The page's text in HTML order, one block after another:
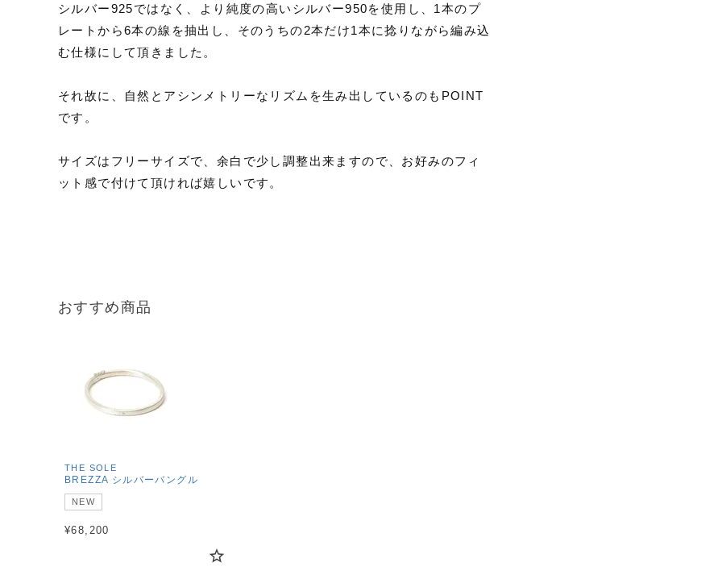
シルバー925ではなく、より純度の高いシルバー950を使用し、1本のプ
レートから6本の線を抽出し、そのうちの2本だけ1本に捻りながら編み込
む仕様にして頂きました。
それ故に、自然とアシンメトリーなリズムを生み出しているのもPOINT
です。
サイズはフリーサイズで、余白で少し調整出来ますので、お好みのフィ
ット感で付けて頂ければ嬉しいです。
おすすめ商品
THE SOLE
BREZZA シルバーバングル
NEW
¥68,200